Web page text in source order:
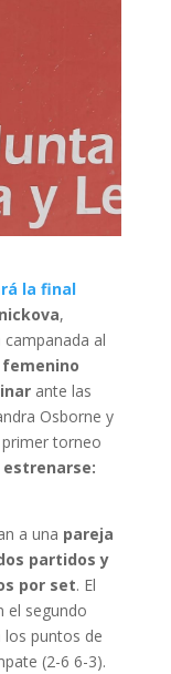
la final
,
al
femenino
ante las
Osborne y
primer torneo
estrenarse:
a una pareja
partidos y
por set. El
el segundo
puntos de
(2-6 6-3).